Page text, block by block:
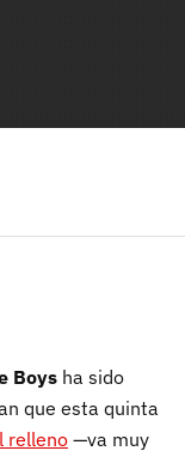
Boys ha sido
que esta quinta
relleno—va muy